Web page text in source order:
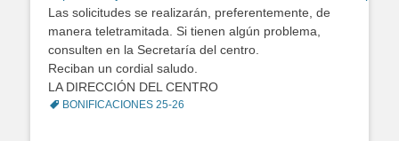
Las solicitudes se realizarán, preferentemente, de
manera teletramitada. Si tienen algún problema,
consulten en la Secretaría del centro.
Reciban un cordial saludo.
LA DIRECCIÓN DEL CENTRO
TagsBONIFICACIONES 25-26